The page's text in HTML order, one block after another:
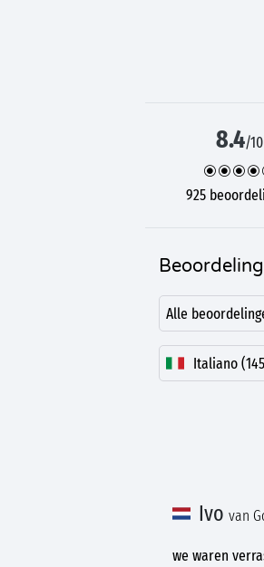
8.4/10
925
Alle
Italiano
Ivo van
we waren